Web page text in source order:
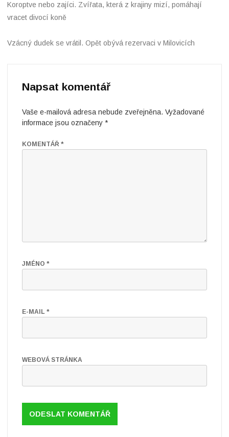
Koroptve nebo zajíci. Zvířata, která z krajiny mizí, pomáhají
vracet divocí koně
Vzácný dudek se vrátil. Opět obývá rezervaci v Milovicích
Napsat komentář
Vaše e-mailová adresa nebude zveřejněna. Vyžadované
informace jsou označeny *
KOMENTÁŘ *
JMÉNO *
E-MAIL *
WEBOVÁ STRÁNKA